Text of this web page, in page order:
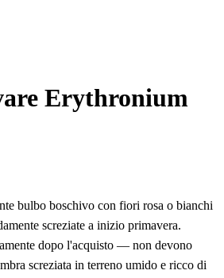
Erythronium
bulbo boschivo con fiori rosa o bianchi
screziate a inizio primavera.
dopo l'acquisto — non devono
screziata in terreno umido e ricco di